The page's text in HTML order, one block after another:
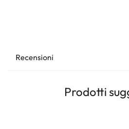
Recensioni
Prodotti